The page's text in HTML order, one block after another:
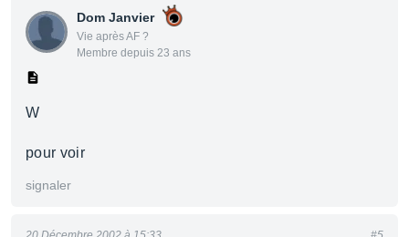
Dom Janvier
Vie après AF ?
Membre depuis 23 ans
W
pour voir
signaler